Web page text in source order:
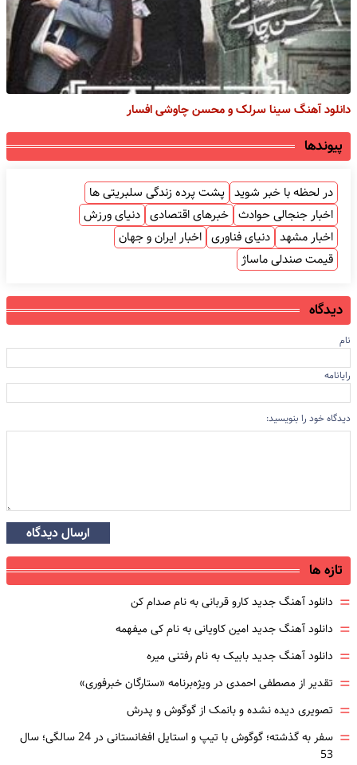
دانلود آهنگ سینا سرلک و محسن چاوشی افسار
پیوندها
در لحظه با خبر شوید پشت پرده زندگی سلبریتی ها
اخبار جنجالی حوادث خبرهای اقتصادی دنیای ورزش
اخبار مشهد دنیای فناوری اخبار ایران و جهان
قیمت صندلی ماساژ
دیدگاه
نام
رایانامه
دیدگاه خود را بنویسید:
ارسال دیدگاه
تازه ها
= دانلود آهنگ جدید کارو قربانی به نام صدام کن
= دانلود آهنگ جدید امین کاویانی به نام کی میفهمه
= دانلود آهنگ جدید بابیک به نام رفتنی میره
= تقدیر از مصطفی احمدی در ویژه‌برنامه «ستارگان خبرفوری»
= تصویری دیده نشده و بانمک از گوگوش و پدرش
=
سفر به گذشته؛ گوگوش با تیپ و استایل افغانستانی در 24 سالگی؛ سال
53